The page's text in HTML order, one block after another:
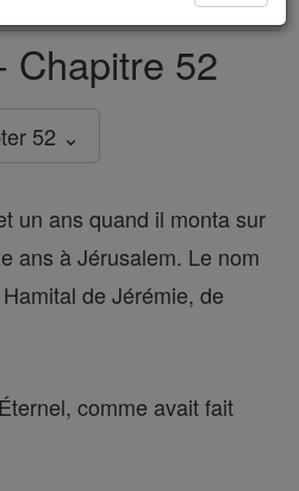
Chapitre 52
52 ⌄
un ans quand il monta sur
ans à Jérusalem. Le nom
de Jérémie, de
comme avait fait